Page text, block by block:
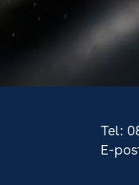
Tel:
E-